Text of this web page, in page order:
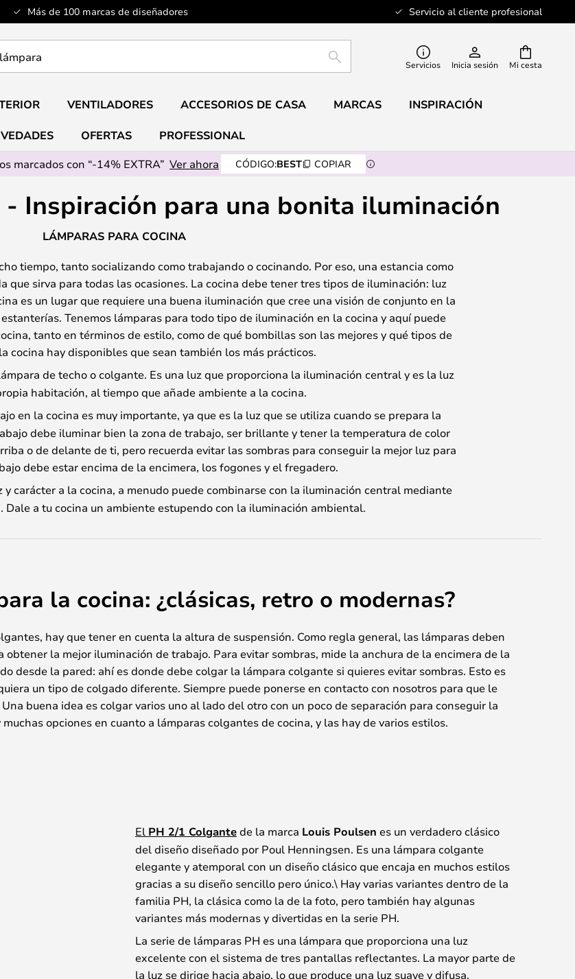
Más de 100 marcas de diseñadores Servicio al cliente profesional
Mi cesta
BUSCAR Servicios Inicia sesión
VENTILADORES ACCESORIOS DE CASA MARCAS INSPIRACIÓN
OFERTAS
PROFESSIONAL
marcados con “-14% EXTRA” Ver ahora CÓDIGO:BEST COPIAR
Inspiración para una bonita iluminación
LÁMPARAS PARA COCINA
tiempo, tanto socializando como trabajando o cocinando. Por eso, una estancia como
que sirva para todas las ocasiones. La cocina debe tener tres tipos de iluminación: luz
es un lugar que requiere una buena iluminación que cree una visión de conjunto en la
Tenemos lámparas para todo tipo de iluminación en la cocina y aquí puede
tanto en términos de estilo, como de qué bombillas son las mejores y qué tipos de
cocina hay disponibles que sean también los más prácticos.
de techo o colgante. Es una luz que proporciona la iluminación central y es la luz
habitación, al tiempo que añade ambiente a la cocina.
en la cocina es muy importante, ya que es la luz que se utiliza cuando se prepara la
debe iluminar bien la zona de trabajo, ser brillante y tener la temperatura de color
o de delante de ti, pero recuerda evitar las sombras para conseguir la mejor luz para
debe estar encima de la encimera, los fogones y el fregadero.
y carácter a la cocina, a menudo puede combinarse con la iluminación central mediante
a tu cocina un ambiente estupendo con la iluminación ambiental.
la cocina: ¿clásicas, retro o modernas?
hay que tener en cuenta la altura de suspensión. Como regla general, las lámparas deben
la mejor iluminación de trabajo. Para evitar sombras, mide la anchura de la encimera de la
desde la pared: ahí es donde debe colgar la lámpara colgante si quieres evitar sombras. Esto es
un tipo de colgado diferente. Siempre puede ponerse en contacto con nosotros para que le
buena idea es colgar varios uno al lado del otro con un poco de separación para conseguir la
opciones en cuanto a lámparas colgantes de cocina, y las hay de varios estilos.
El PH 2/1 Colgantede la marca Louis Poulsen es un verdadero clásico
del diseño diseñado por Poul Henningsen. Es una lámpara colgante
elegante y atemporal con un diseño clásico que encaja en muchos estilos
gracias a su diseño sencillo pero único.\ Hay varias variantes dentro de la
familia PH, la clásica como la de la foto, pero también hay algunas
variantes más modernas y divertidas en la serie PH.
La serie de lámparas PH es una lámpara que proporciona una luz
excelente con el sistema de tres pantallas reflectantes. La mayor parte de
la luz se dirige hacia abajo, lo que produce una luz suave y difusa.